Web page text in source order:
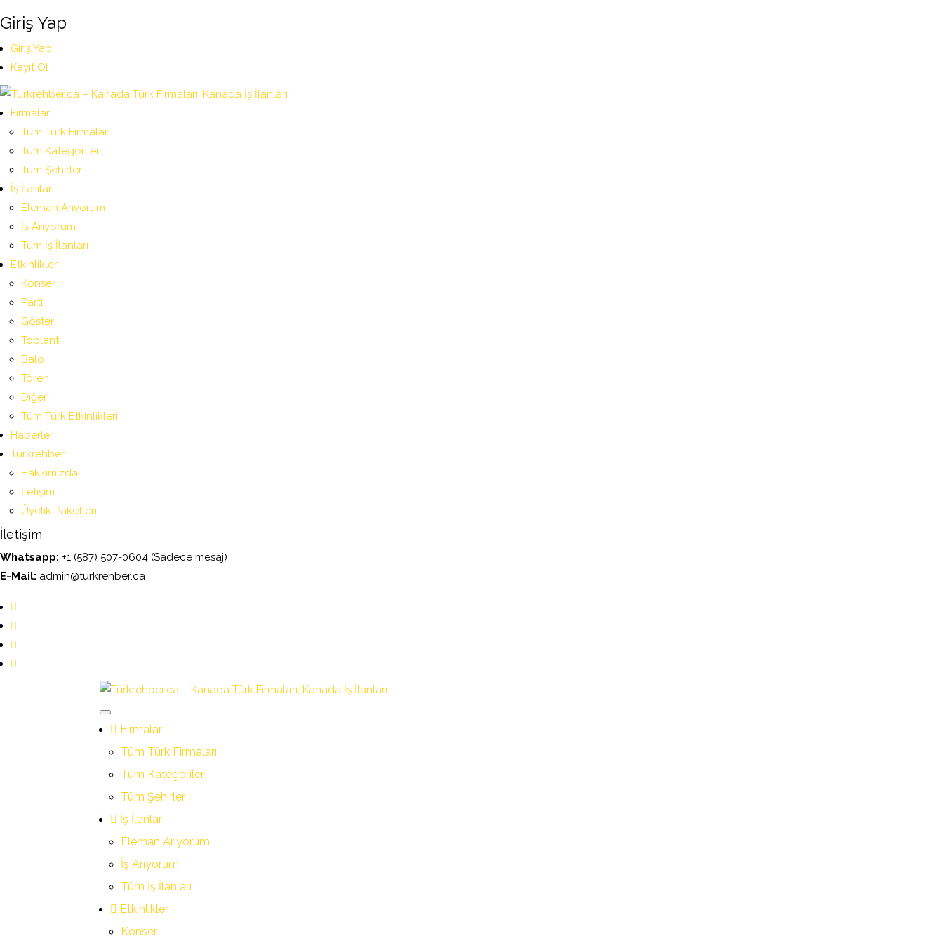
Giriş Yap
Giriş Yap
Kayıt Ol
Firmalar
Tüm Türk Firmaları
Tüm Kategoriler
Tüm Şehirler
İş İlanları
Eleman Arıyorum
İş Arıyorum
Tüm İş İlanları
Etkinlikler
Konser
Parti
Gösteri
Toplantı
Balo
Tören
Diğer
Tüm Türk Etkinlikleri
Haberler
Turkrehber
Hakkımızda
İletişim
Üyelik Paketleri
İletişim
Whatsapp: +1 (587) 507-0604 (Sadece mesaj)
E-Mail: admin@turkrehber.ca
Firmalar
Tüm Türk Firmaları
Tüm Kategoriler
Tüm Şehirler
İş İlanları
Eleman Arıyorum
İş Arıyorum
Tüm İş İlanları
Etkinlikler
Konser